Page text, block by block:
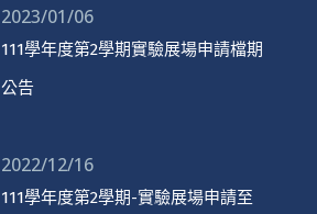
2023/01/06
111學年度第2學期實驗展場申請檔期
公告
2022/12/16
111學年度第2學期-實驗展場申請至